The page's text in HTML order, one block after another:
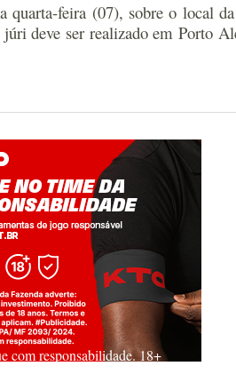
feira (07), sobre o local
deve ser realizado em Porto
com responsabilidade. 18+